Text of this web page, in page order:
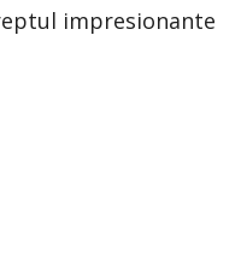
impresionante